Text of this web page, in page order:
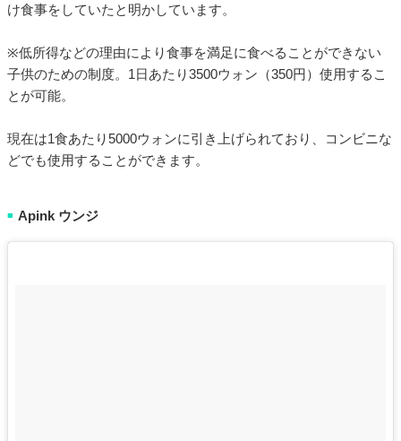
け食事をしていたと明かしています。
※低所得などの理由により食事を満足に食べることができない
子供のための制度。1日あたり3500ウォン（350円）使用するこ
とが可能。
現在は1食あたり5000ウォンに引き上げられており、コンビニな
どでも使用することができます。
■ Apink ウンジ